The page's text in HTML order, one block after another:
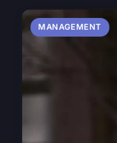
MANAGEMENT